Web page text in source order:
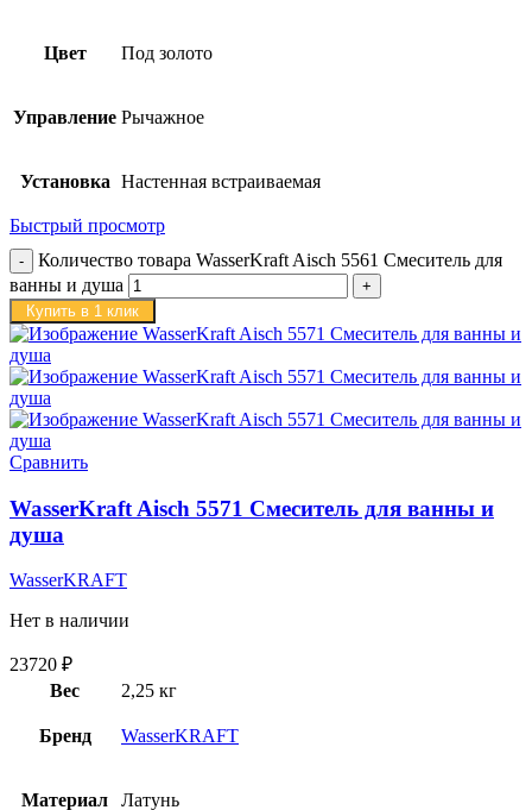
Цвет Под золото
Управление Рычажное
Установка Настенная встраиваемая
Быстрый просмотр
Количество товара WasserKraft Aisch 5561 Смеситель для
ванны и душа
Купить в 1 клик
Сравнить
WasserKraft Aisch 5571 Смеситель для ванны и
душа
WasserKRAFT
Нет в наличии
23720 ₽
Вес
2,25 кг
Бренд WasserKRAFT
Материал Латунь